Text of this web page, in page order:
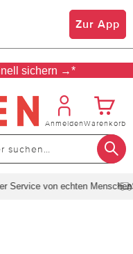
Zur App
sichern →*
AnmeldenWarenkorb
von echten Menschen